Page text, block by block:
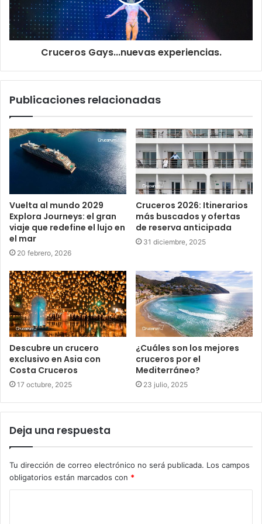
Cruceros Gays...nuevas experiencias.
Publicaciones relacionadas
Vuelta al mundo 2029
Explora Journeys: el gran
viaje que redefine el lujo en
el mar
20 febrero, 2026
Cruceros 2026: Itinerarios
más buscados y ofertas
de reserva anticipada
31 diciembre, 2025
Descubre un crucero
exclusivo en Asia con
Costa Cruceros
17 octubre, 2025
¿Cuáles son los mejores
cruceros por el
Mediterráneo?
23 julio, 2025
Deja una respuesta
Tu dirección de correo electrónico no será publicada. Los campos
obligatorios están marcados con *